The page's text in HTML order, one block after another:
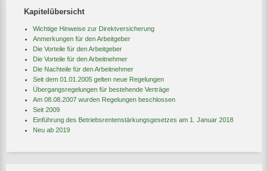
Kapitelübersicht
Wichtige Hinweise zur Direktversicherung
Anmerkungen für den Arbeitgeber
Die Vorteile für den Arbeitgeber
Die Vorteile für den Arbeitnehmer
Die Nachteile für den Arbeitnehmer
Seit dem 01.01.2005 gelten neue Regelungen
Übergangsregelungen für bestehende Verträge
Am 08.08.2007 wurden Regelungen beschlossen
Seit 2009
Einführung des Betriebsrentenstärkungsgesetzes am 1. Januar 2018
Neu ab 2019